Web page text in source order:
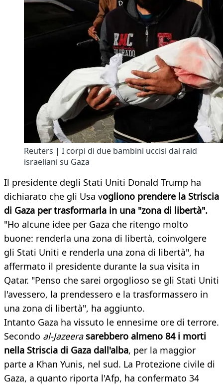
Reuters | I corpi di due bambini uccisi dai raid
israeliani su Gaza
Il presidente degli Stati Uniti Donald Trump ha
dichiarato che gli Usa vogliono prendere la Striscia
di Gaza per trasformarla in una "zona di libertà".
"Ho alcune idee per Gaza che ritengo molto
buone: renderla una zona di libertà, coinvolgere
gli Stati Uniti e renderla una zona di libertà", ha
affermato il presidente durante la sua visita in
Qatar. "Penso che sarei orgoglioso se gli Stati Uniti
l'avessero, la prendessero e la trasformassero in
una zona di libertà", ha aggiunto.
Intanto Gaza ha vissuto le ennesime ore di terrore.
Secondo al-Jazeera sarebbero almeno 84 i morti
nella Striscia di Gaza dall'alba, per la maggior
parte a Khan Yunis, nel sud. La Protezione civile di
Gaza, a quanto riporta l'Afp, ha confermato 34